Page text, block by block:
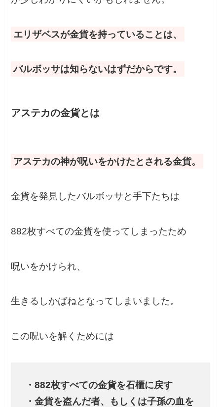
エリザベスが金貨を持っていることは、
バルボッサは知らないはずだからです。
アステカの金貨とは
アステカの神が呪いをかけたとされる金貨。
金貨を発見したバルボッサと手下たちは
882枚すべての金貨を使ってしまったため
呪いをかけられ、
生きるしかばねとなってしまいました。
この呪いを解くためには
・882枚すべての金貨を石櫃に戻す
・金貨を盗んだ者、もしくは子孫の血を